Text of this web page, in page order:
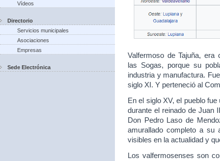
Vídeos
Directorio
Servicios municipales
Asociaciones
Empresas
Sede Electrónica
Valfermoso de Tajuña, era
las Sogas, porque su
industria y manufactura.
siglo XI. Y perteneció al
En el siglo XV, el pueblo
durante el reinado de Juan
Don Pedro Laso de
amurallado completo a su
visibles en la actualidad y
Los valfermosenses son